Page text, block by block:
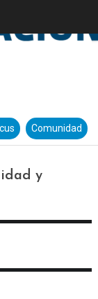
Comunidad
y